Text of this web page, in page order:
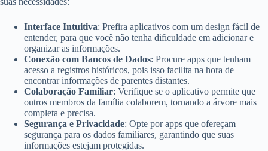
Interface Intuitiva: Prefira aplicativos com um design fácil de
entender, para que você não tenha dificuldade em adicionar e
organizar as informações.
Conexão com Bancos de Dados: Procure apps que tenham
acesso a registros históricos, pois isso facilita na hora de
encontrar informações de parentes distantes.
Colaboração Familiar: Verifique se o aplicativo permite que
outros membros da família colaborem, tornando a árvore mais
completa e precisa.
Segurança e Privacidade: Opte por apps que ofereçam
segurança para os dados familiares, garantindo que suas
informações estejam protegidas.